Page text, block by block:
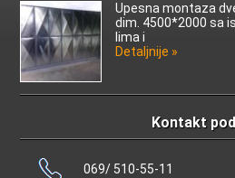
Upesna montaza
dim. 4500*2000 sa
lima i
Detaljnije »
Kontakt
069/ 510-55-11